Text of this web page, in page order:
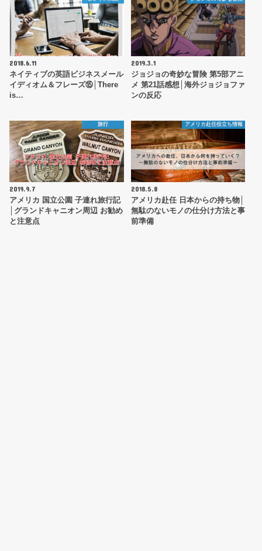
2018.6.11
ネイティブの英語ビジネスメール
イディオム＆フレーズ⑮│There
is…
2019.3.1
ジョジョの奇妙な冒険 第5部アニ
メ 第21話感想│海外ジョジョファ
ンの反応
旅行
2019.9.7
アメリカ 国立公園 子連れ旅行記
│グランドキャニオン周辺 お勧め
と注意点
アメリカ赴任役立ち情報
2018.5.8
アメリカ赴任 日本からの持ち物│
無駄のないモノの仕分け方法と事
前準備